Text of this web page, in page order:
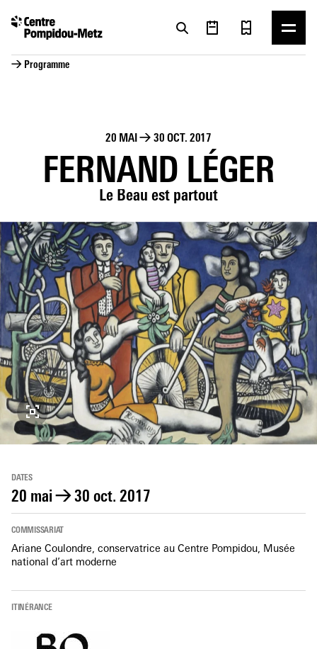
→ Programme
20 MAI → 30 OCT. 2017
FERNAND LÉGER
Le Beau est partout
DATES
20 mai →30 oct. 2017
COMMISSARIAT
Ariane Coulondre, conservatrice au Centre Pompidou, Musée
national d’art moderne
ITINÉRANCE